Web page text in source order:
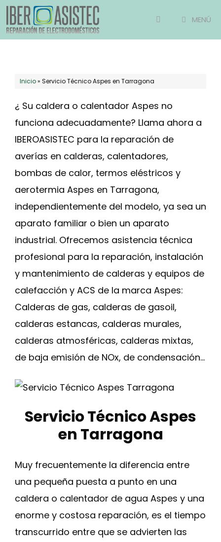
Saltar
al
contenido
MENÚ
Inicio» Servicio Técnico Aspes en Tarragona
¿ Su caldera o calentador Aspes no
funciona adecuadamente? Llama ahora a
IBEROASISTEC para la reparación de
averías en calderas, calentadores,
bombas de calor, termos eléstricos y
aerotermia Aspes en Tarragona,
independientemente del modelo, ya sea un
aparato familiar o bien un aparato
industrial. Ofrecemos asistencia técnica
profesional para la reparación, instalación
y mantenimiento de calderas y equipos de
calefacción y ACS de la marca Aspes:
Calderas de gas, calderas de gasoil,
calderas estancas, calderas murales,
calderas atmosféricas, calderas mixtas,
de baja emisión de NOx, de condensación…
Servicio Técnico Aspes
en Tarragona
Muy frecuentemente la diferencia entre
una pequeña puesta a punto en una
caldera o calentador de agua Aspes y una
enorme y costosa reparación, es el tiempo
transcurrido entre que se advierten las